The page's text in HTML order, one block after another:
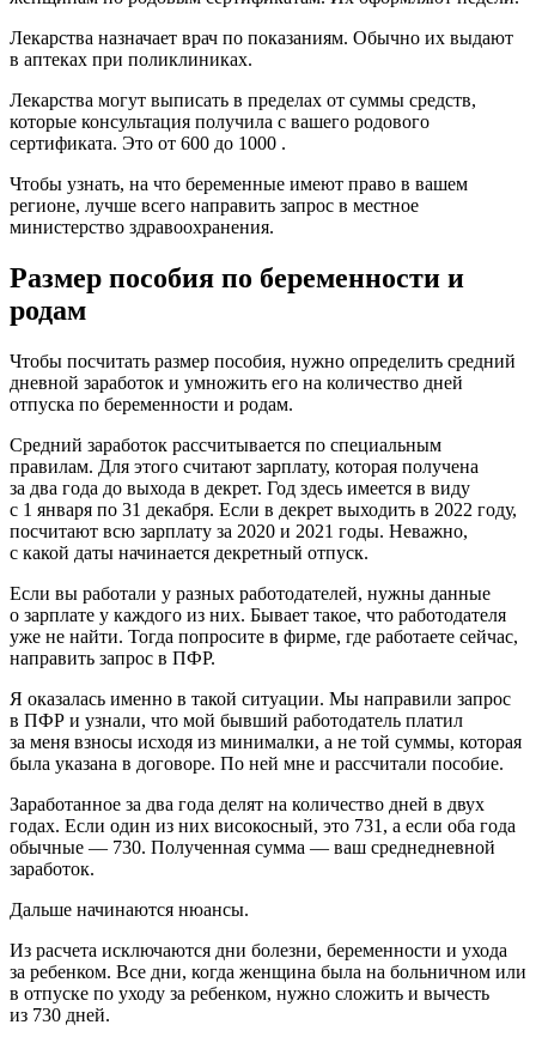
Лекарства назначает врач по показаниям. Обычно их выдают
в аптеках при поликлиниках.
Лекарства могут выписать в пределах от суммы средств,
которые консультация получила с вашего родового
сертификата. Это от 600 до 1000 .
Чтобы узнать, на что беременные имеют право в вашем
регионе, лучше всего направить запрос в местное
министерство здравоохранения.
Размер пособия по беременности и
родам
Чтобы посчитать размер пособия, нужно определить средний
дневной заработок и умножить его на количество дней
отпуска по беременности и родам.
Средний заработок рассчитывается по специальным
правилам. Для этого считают зарплату, которая получена
за два года до выхода в декрет. Год здесь имеется в виду
с 1 января по 31 декабря. Если в декрет выходить в 2022 году,
посчитают всю зарплату за 2020 и 2021 годы. Неважно,
с какой даты начинается декретный отпуск.
Если вы работали у разных работодателей, нужны данные
о зарплате у каждого из них. Бывает такое, что работодателя
уже не найти. Тогда попросите в фирме, где работаете сейчас,
направить запрос в ПФР.
Я оказалась именно в такой ситуации. Мы направили запрос
в ПФР и узнали, что мой бывший работодатель платил
за меня взносы исходя из минималки, а не той суммы, которая
была указана в договоре. По ней мне и рассчитали пособие.
Заработанное за два года делят на количество дней в двух
годах. Если один из них високосный, это 731, а если оба года
обычные — 730. Полученная сумма — ваш среднедневной
заработок.
Дальше начинаются нюансы.
Из расчета исключаются дни болезни, беременности и ухода
за ребенком. Все дни, когда женщина была на больничном или
в отпуске по уходу за ребенком, нужно сложить и вычесть
из 730 дней.